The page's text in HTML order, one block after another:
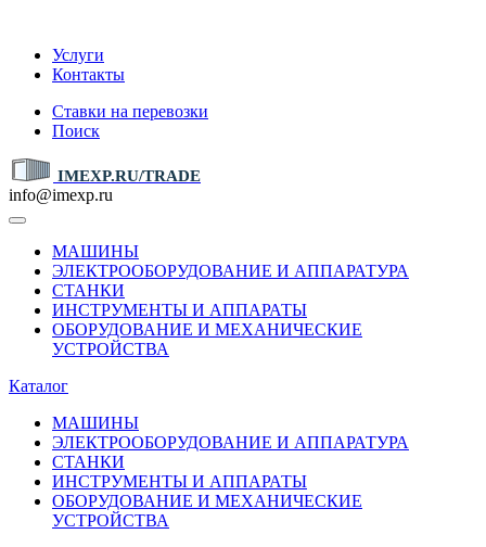
Услуги
Контакты
Ставки на перевозки
Поиск
IMEXP.RU/TRADE
info@imexp.ru
МАШИНЫ
ЭЛЕКТРООБОРУДОВАНИЕ И АППАРАТУРА
СТАНКИ
ИНСТРУМЕНТЫ И АППАРАТЫ
ОБОРУДОВАНИЕ И МЕХАНИЧЕСКИЕ
УСТРОЙСТВА
Каталог
МАШИНЫ
ЭЛЕКТРООБОРУДОВАНИЕ И АППАРАТУРА
СТАНКИ
ИНСТРУМЕНТЫ И АППАРАТЫ
ОБОРУДОВАНИЕ И МЕХАНИЧЕСКИЕ
УСТРОЙСТВА